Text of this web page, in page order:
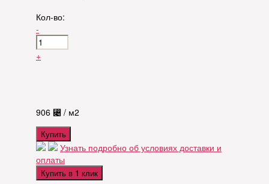
Кол-во:
-
+
906 ⃄ / м2
Купить
Узнать подробно об условиях доставки и
оплаты
Купить в 1 клик